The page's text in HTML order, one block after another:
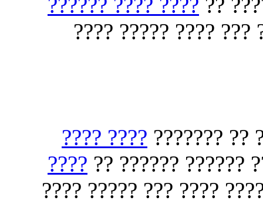
?????? ?????
??? ?? ????
???? ????
??? ?????? ???
????
????? ?? ???? ???????